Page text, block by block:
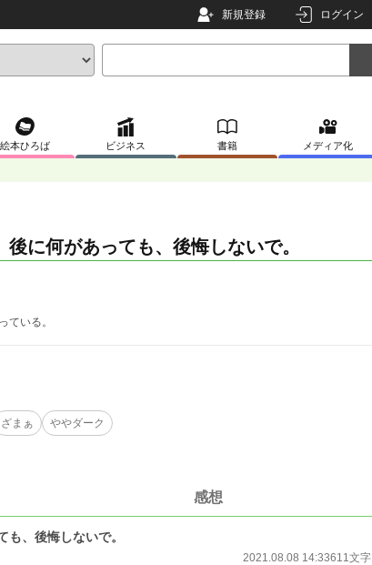
新規登録 ログイン
絵本ひろば ビジネス 書籍 メディア化
に何があっても、後悔しないで。
ている。
ざまぁ ややダーク
感想
、後悔しないで。
2021.08.08 14:33611文字